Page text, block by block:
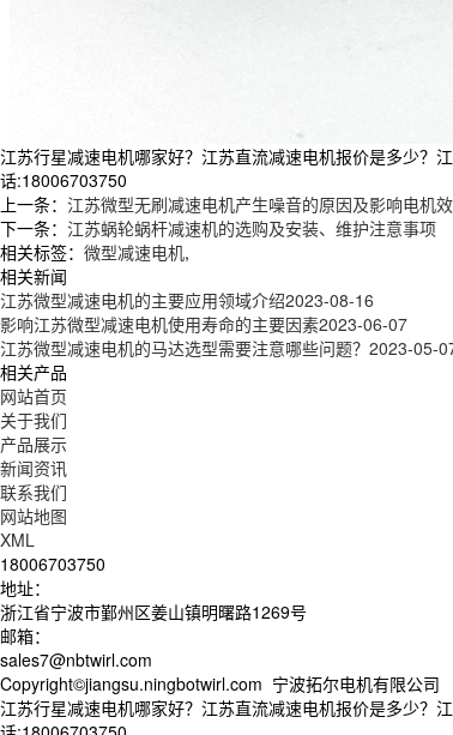
江苏行星减速电机哪家好？江苏直流减速电机报价是多少？
话:18006703750
上一条： 江苏微型无刷减速电机产生噪音的原因及影响电机
下一条： 江苏蜗轮蜗杆减速机的选购及安装、维护注意事项
相关标签： 微型减速电机,
相关新闻
江苏微型减速电机的主要应用领域介绍2023-08-16
影响江苏微型减速电机使用寿命的主要因素2023-06-07
江苏微型减速电机的马达选型需要注意哪些问题？ 2023-05-
相关产品
网站首页
关于我们
产品展示
新闻资讯
联系我们
网站地图
XML
18006703750
地址：
浙江省宁波市鄞州区姜山镇明曙路1269号
邮箱：
sales7@nbtwirl.com
Copyright©jiangsu.ningbotwirl.com 宁波拓尔电机有限公司
江苏行星减速电机哪家好？江苏直流减速电机报价是多少？